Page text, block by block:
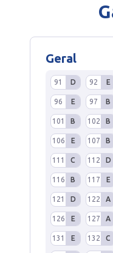
Geral
91 D 92 E
96 E 97 B
101 B 102 B
106 E 107 B
111 C 112 D
116 B 117 E
121 D 122 A
126 E 127 A
131 E 132 C